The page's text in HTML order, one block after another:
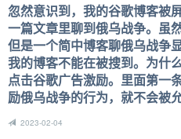
忽然意识到，我的谷歌博客被
一篇文章里聊到俄乌战争。虽
但是一个简中博客聊俄乌战争
我的博客不能在被搜到。为什
点击谷歌广告激励。里面第一
励俄乌战争的行为，就不会被
2023-02-04